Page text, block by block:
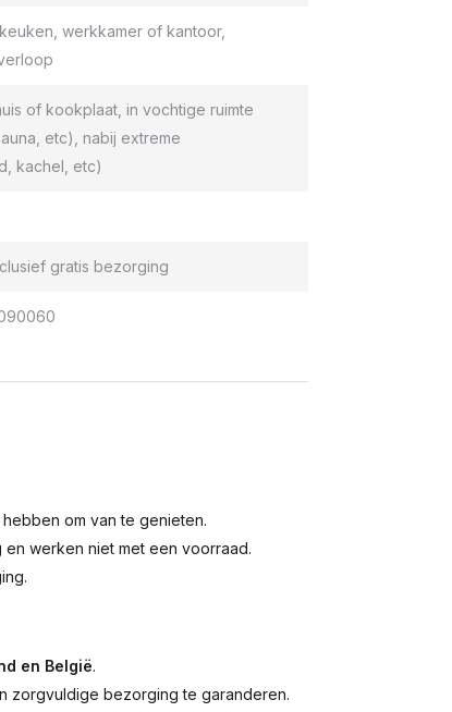
werkkamer of kantoor,
of kookplaat, in vochtige ruimte
etc), nabij extreme
kachel, etc)
gratis bezorging
om van te genieten.
en werken niet met een voorraad.
en België.
zorgvuldige bezorging te garanderen.